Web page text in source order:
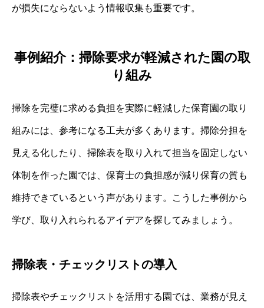
が損失にならないよう情報収集も重要です。
事例紹介：掃除要求が軽減された園の取
り組み
掃除を完璧に求める負担を実際に軽減した保育園の取り
組みには、参考になる工夫が多くあります。掃除分担を
見える化したり、掃除表を取り入れて担当を固定しない
体制を作った園では、保育士の負担感が減り保育の質も
維持できているという声があります。こうした事例から
学び、取り入れられるアイデアを探してみましょう。
掃除表・チェックリストの導入
掃除表やチェックリストを活用する園では、業務が見え